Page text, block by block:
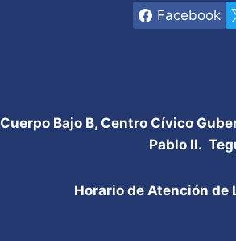
Facebook
Cuerpo Bajo B, Centro Cívico
Pablo II.
Horario de Atención